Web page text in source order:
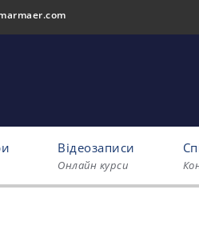
Відеозаписи
Онлайн курси